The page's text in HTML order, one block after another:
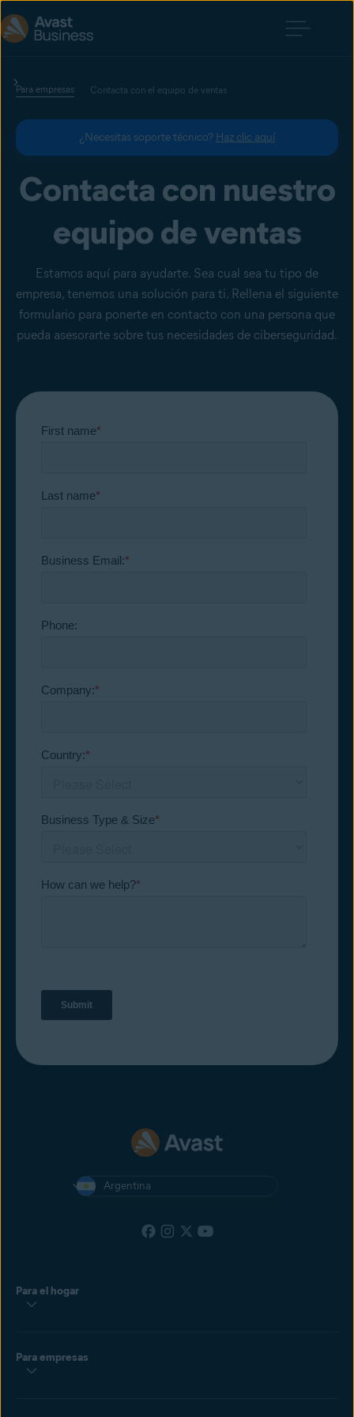
Para empresas Contacta con el equipo de ventas
¿Necesitas soporte técnico? Haz clic aquí
Contacta con nuestro
equipo de ventas
Estamos aquí para ayudarte. Sea cual sea tu tipo de
empresa, tenemos una solución para ti. Rellena el siguiente
formulario para ponerte en contacto con una persona que
pueda asesorarte sobre tus necesidades de ciberseguridad.
Argentina
Para el hogar
Para empresas